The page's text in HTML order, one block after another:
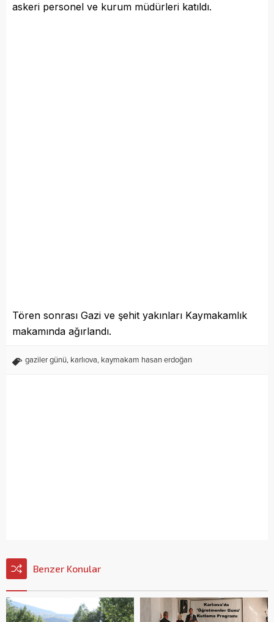
askeri personel ve kurum müdürleri katıldı.
Tören sonrası Gazi ve şehit yakınları Kaymakamlık
makamında ağırlandı.
gaziler günü, karlıova, kaymakam hasan erdoğan
Benzer Konular